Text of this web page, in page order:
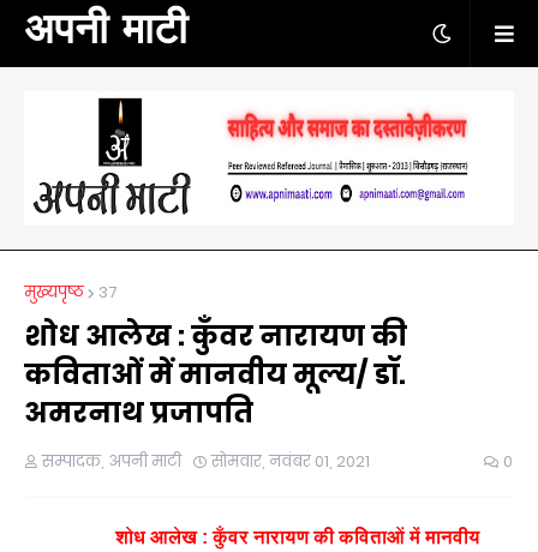
अपनी माटी
मुख्यपृष्ठ 37
शोध आलेख : कुँवर नारायण की
कविताओं में मानवीय मूल्य/ डॉ.
अमरनाथ प्रजापति
सम्पादक, अपनी माटी सोमवार, नवंबर 01, 2021 0
शोध आलेख : कुँवर नारायण की कविताओं में मानवीय